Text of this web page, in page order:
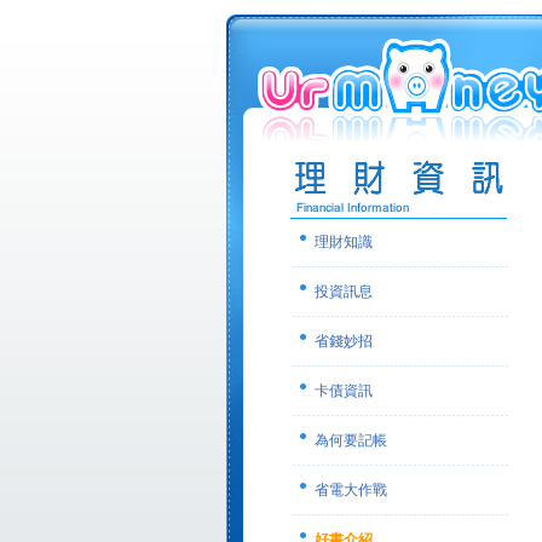
理財知識
投資訊息
省錢妙招
卡債資訊
為何要記帳
省電大作戰